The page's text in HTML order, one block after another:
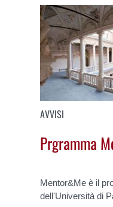
AVVISI
Prgramma
Mentor&Me è il
dell'Università di